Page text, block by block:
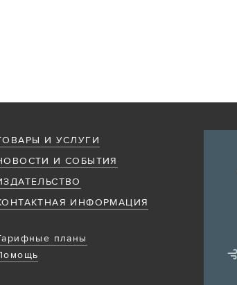
И УСЛУГИ
И СОБЫТИЯ
ИНФОРМАЦИЯ
планы